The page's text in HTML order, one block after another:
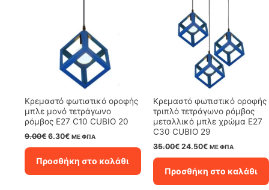
Κρεμαστό φωτιστικό οροφής
μπλε μονό τετράγωνο
ρόμβος Ε27 C10 CUBIO 20
9.00€ Original
price
9.00€.
6.30€Η
τρέχουσα
είναι:
6.30€.
ΜΕ ΦΠΑ
Προσθήκη στο καλάθι
Κρεμαστό φωτιστικό οροφής
τριπλό τετράγωνο ρόμβος
μεταλλικό μπλε χρώμα E27
C30 CUBIO 29
35.00€ Original
price
35.00€.
24.50€Η
τρέχουσα
είναι:
24.50€.
ΜΕ ΦΠΑ
Προσθήκη στο καλάθι